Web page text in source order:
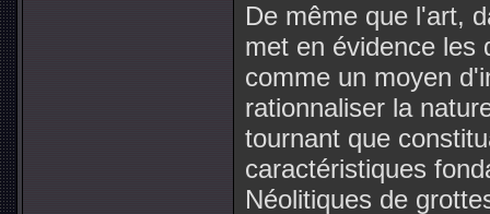
De même que l'art,
met en évidence les
comme un moyen
rationnaliser la
tournant que
caractéristiques
Néolitiques de